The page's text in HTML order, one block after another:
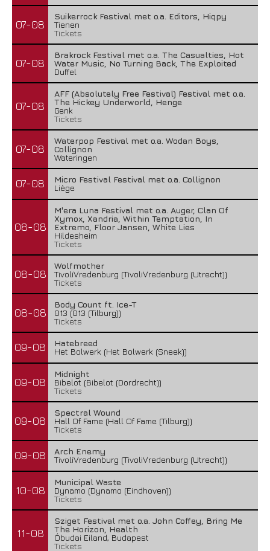
07-08
Suikerrock Festival met o.a. Editors, Hiqpy
Tienen
Tickets
07-08
Brakrock Festival met o.a. The Casualties, Hot
Water Music, No Turning Back, The Exploited
Duffel
07-08
AFF (Absolutely Free Festival) Festival met o.a.
The Hickey Underworld, Henge
Genk
Tickets
07-08
Waterpop Festival met o.a. Wodan Boys,
Collignon
Wateringen
07-08
Micro Festival Festival met o.a. Collignon
Liège
08-08
M'era Luna Festival met o.a. Auger, Clan Of
Xymox, Xandria, Within Temptation, In
Extremo, Floor Jansen, White Lies
Hildesheim
Tickets
08-08
Wolfmother
TivoliVredenburg (TivoliVredenburg (Utrecht))
Tickets
08-08
Body Count ft. Ice-T
013 (013 (Tilburg))
Tickets
09-08
Hatebreed
Het Bolwerk (Het Bolwerk (Sneek))
09-08
Midnight
Bibelot (Bibelot (Dordrecht))
Tickets
09-08
Spectral Wound
Hall Of Fame (Hall Of Fame (Tilburg))
Tickets
09-08
Arch Enemy
TivoliVredenburg (TivoliVredenburg (Utrecht))
10-08
Municipal Waste
Dynamo (Dynamo (Eindhoven))
Tickets
11-08
Sziget Festival met o.a. John Coffey, Bring Me
The Horizon, Health
Óbudai Eiland, Budapest
Tickets